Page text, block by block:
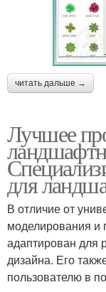
читать дальше →
Лучшее
для
В отличие от
моделирования и
адаптирован для
дизайна. Его
пользователю в